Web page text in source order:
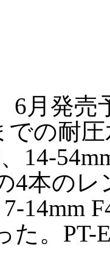
月発売
での耐
14-
4本の
7-14mm
た。PT-